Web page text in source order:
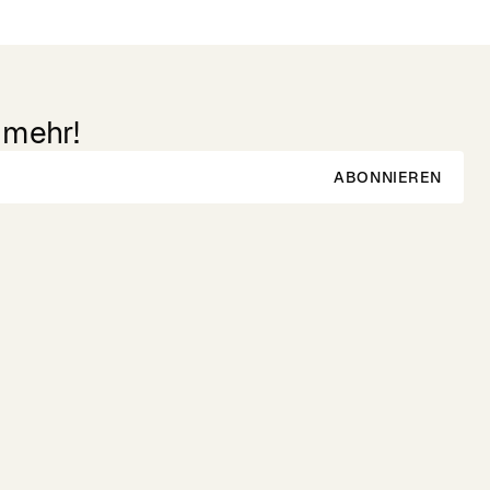
ABONNIEREN